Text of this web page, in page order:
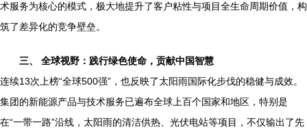
术服务为核心的模式，极大地提升了客户粘性与项目全生命周期价值，构
筑了差异化的竞争壁垒。
三、 全球视野：践行绿色使命，贡献中国智慧
连续13次上榜“全球500强”，也反映了太阳雨国际化步伐的稳健与成效。
集团的新能源产品与技术服务已遍布全球上百个国家和地区，特别是
在“一带一路”沿线，太阳雨的清洁供热、光伏电站等项目，不仅输出了先